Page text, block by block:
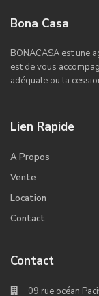
Bona Casa
BONACASA est une
est de vous
adéquate ou la
Lien Rapide
A Propos
Vente
Location
Contact
Contact
09 rue océan